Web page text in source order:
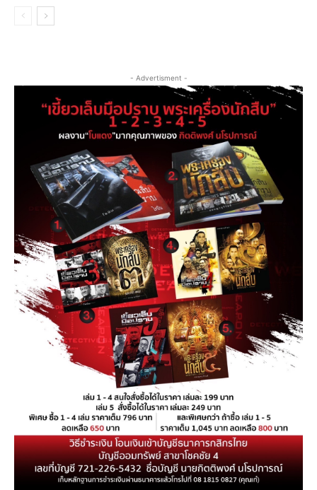
- Advertisment -